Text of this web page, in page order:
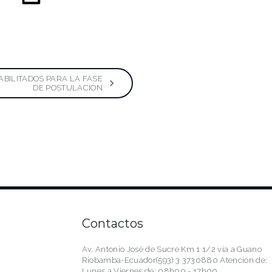
PARA LA FASE
DE POSTULACIÓN
Contactos
Av. Antonio José de Sucre Km 1 1/2 vía a Guano
Riobamba-Ecuador(593) 3 3730880 Atención de: